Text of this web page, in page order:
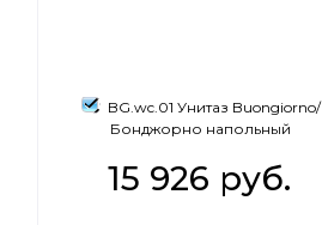
BG.wc.01 Унитаз Buongiorno/
Бонджорно напольный
15 926 руб.